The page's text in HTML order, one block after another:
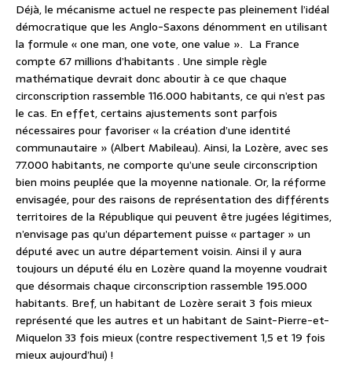
Déjà, le mécanisme actuel ne respecte pas pleinement l’idéal
démocratique que les Anglo-Saxons dénomment en utilisant
la formule « one man, one vote, one value ». La France
compte 67 millions d’habitants . Une simple règle
mathématique devrait donc aboutir à ce que chaque
circonscription rassemble 116.000 habitants, ce qui n’est pas
le cas. En effet, certains ajustements sont parfois
nécessaires pour favoriser « la création d’une identité
communautaire » (Albert Mabileau). Ainsi, la Lozère, avec ses
77.000 habitants, ne comporte qu’une seule circonscription
bien moins peuplée que la moyenne nationale. Or, la réforme
envisagée, pour des raisons de représentation des différents
territoires de la République qui peuvent être jugées légitimes,
n’envisage pas qu’un département puisse « partager » un
député avec un autre département voisin. Ainsi il y aura
toujours un député élu en Lozère quand la moyenne voudrait
que désormais chaque circonscription rassemble 195.000
habitants. Bref, un habitant de Lozère serait 3 fois mieux
représenté que les autres et un habitant de Saint-Pierre-et-
Miquelon 33 fois mieux (contre respectivement 1,5 et 19 fois
mieux aujourd’hui) !